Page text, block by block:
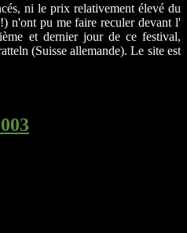
ni le prix relativement élevé du
n'ont pu me faire reculer devant l'
et dernier jour de ce festival,
(Suisse allemande). Le site est